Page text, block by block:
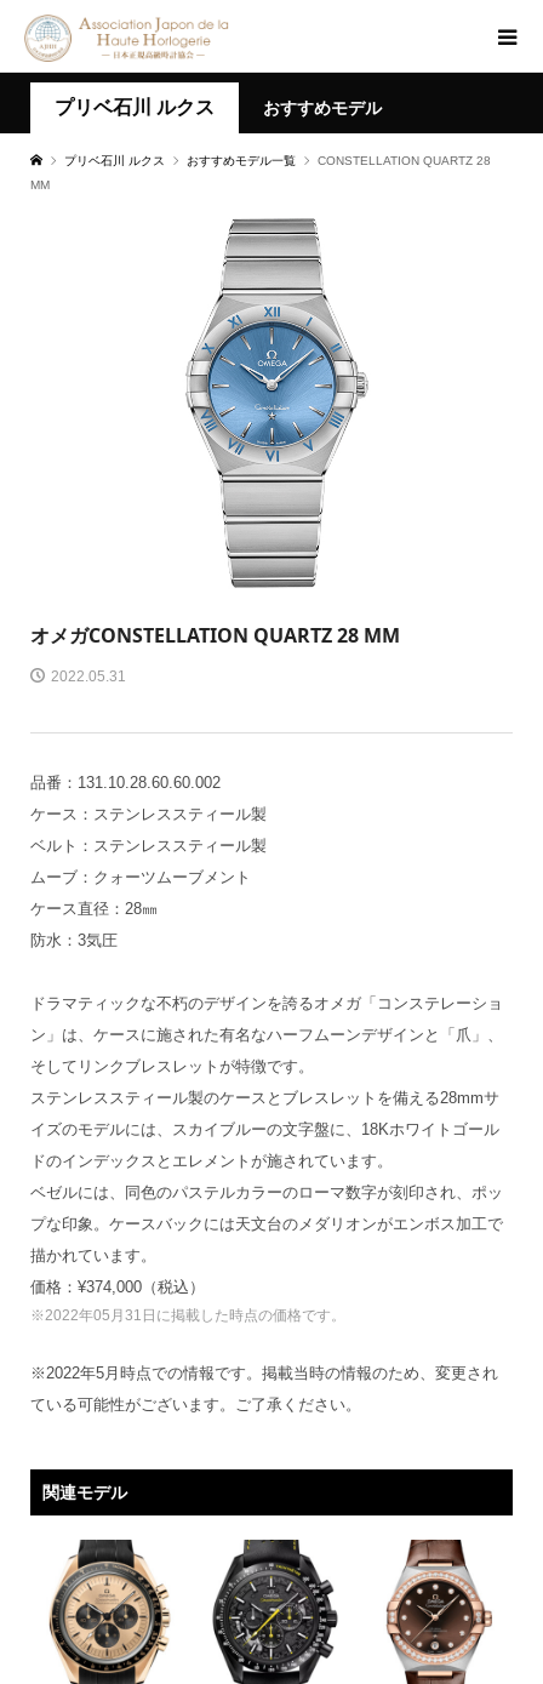
プリベ石川 ルクス おすすめモデル
プリベ石川 ルクス おすすめモデル一覧
CONSTELLATIO N QUARTZ 28
M M
オメガCONSTELLATIO N QUARTZ 28 M M
2022.05.31
品番：131.10.28.60.60.002
ケース：ステンレススティール製
ベルト：ステンレススティール製
ムーブ：クォーツムーブメント
ケース直径：28㎜
防水：3気圧
ドラマティックな不朽のデザインを誇るオメガ「コンステレーショ
ン」は、ケースに施された有名なハーフムーンデザインと「爪」、
そしてリンクブレスレットが特徴です。
ステンレススティール製のケースとブレスレットを備える28mmサ
イズのモデルには、スカイブルーの文字盤に、18Kホワイトゴール
ドのインデックスとエレメントが施されています。
ベゼルには、同色のパステルカラーのローマ数字が刻印され、ポッ
プな印象。ケースバックには天文台のメダリオンがエンボス加工で
描かれています。
価格：¥374,000（税込）
※2022年05月31日に掲載した時点の価格です。
※2022年5月時点での情報です。掲載当時の情報のため、変更され
ている可能性がございます。ご了承ください。
関連モデル